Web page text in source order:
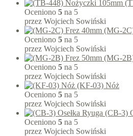
Oceniono 5 na 5
przez Wojciech Sowiński
(MG-
Oceniono 5 na 5
przez Wojciech Sowiński
(MG-
Oceniono 5 na 5
przez Wojciech Sowiński
(KF-03) Nóż
Oceniono 5 na 5
przez Wojciech Sowiński
(CB-3)
Oceniono 5 na 5
przez Wojciech Sowiński